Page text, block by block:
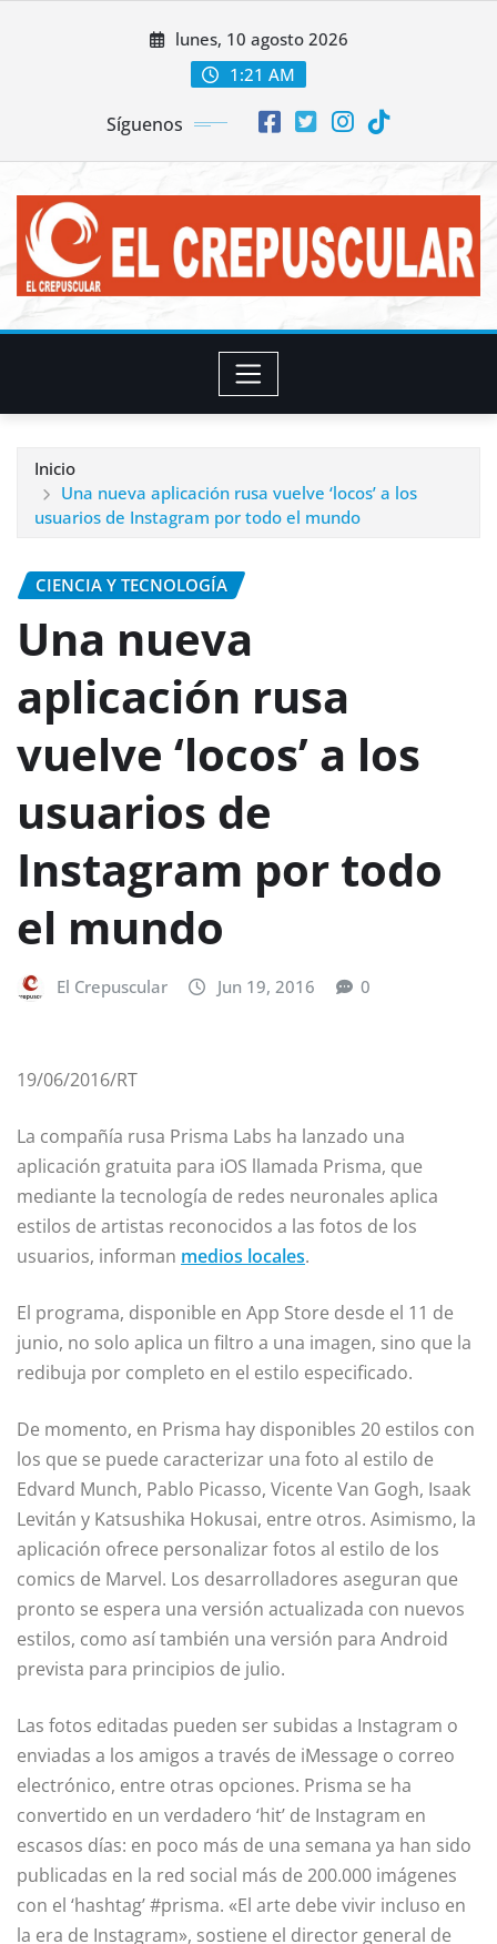
lunes, 10 agosto 2026
1:21 AM
Síguenos
Inicio
Una nueva aplicación rusa vuelve ‘locos’ a los
usuarios de Instagram por todo el mundo
CIENCIA Y TECNOLOGÍA
Una nueva
aplicación rusa
vuelve ‘locos’ a los
usuarios de
Instagram por todo
el mundo
El Crepuscular Jun 19, 2016 0
19/06/2016/RT
La compañía rusa Prisma Labs ha lanzado una
aplicación gratuita para iOS llamada Prisma, que
mediante la tecnología de redes neuronales aplica
estilos de artistas reconocidos a las fotos de los
usuarios, informan medios locales.
El programa, disponible en App Store desde el 11 de
junio, no solo aplica un filtro a una imagen, sino que la
redibuja por completo en el estilo especificado.
De momento, en Prisma hay disponibles 20 estilos con
los que se puede caracterizar una foto al estilo de
Edvard Munch, Pablo Picasso, Vicente Van Gogh, Isaak
Levitán y Katsushika Hokusai, entre otros. Asimismo, la
aplicación ofrece personalizar fotos al estilo de los
comics de Marvel. Los desarrolladores aseguran que
pronto se espera una versión actualizada con nuevos
estilos, como así también una versión para Android
prevista para principios de julio.
Las fotos editadas pueden ser subidas a Instagram o
enviadas a los amigos a través de iMessage o correo
electrónico, entre otras opciones. Prisma se ha
convertido en un verdadero ‘hit’ de Instagram en
escasos días: en poco más de una semana ya han sido
publicadas en la red social más de 200.000 imágenes
con el ‘hashtag’ #prisma. «El arte debe vivir incluso en
la era de Instagram», sostiene el director general de